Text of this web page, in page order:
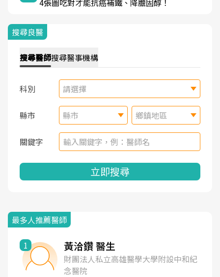
4張圖吃對才能抗癌補鐵、降膽固醇！
搜尋良醫
搜尋醫師搜尋醫事機構
科別 請選擇
縣市 縣市 鄉鎮地區
關鍵字
立即搜尋
最多人推薦醫師
1 黃洽鑽 醫生
財團法人私立高雄醫學大學附設中和紀
念醫院